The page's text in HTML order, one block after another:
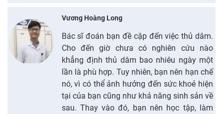
Vương Hoàng Long
Bác sĩ đoán bạn đề cập đến việc thủ dâm.
Cho đến giờ chưa có nghiên cứu nào
khẳng định thủ dâm bao nhiêu ngày một
lần là phù hợp. Tuy nhiên, bạn nên hạn chế
nó, vì có thể ảnh hưởng đến sức khoẻ hiện
tại của bạn cũng như khả năng sinh sản về
sau. Thay vào đó, bạn nên học tập, làm